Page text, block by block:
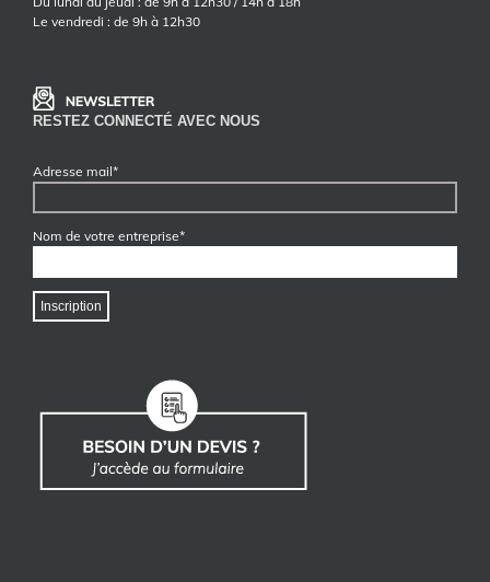
Le vendredi : de 9h à 12h30
RESTEZ CONNECTÉ AVEC NOUS
Adresse mail*
Nom de votre entreprise*